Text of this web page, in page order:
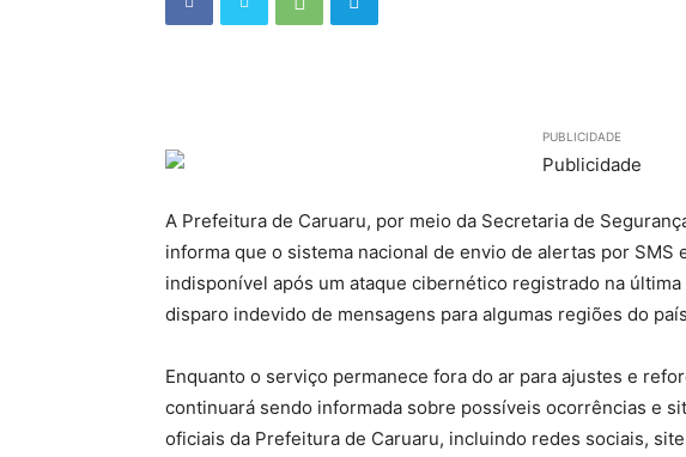
PUBLICIDADE
A Prefeitura de Caruaru, por meio da Secretaria de
informa que o sistema nacional de envio de alertas por
indisponível após um ataque cibernético registrado na
disparo indevido de mensagens para algumas regiões do
Enquanto o serviço permanece fora do ar para ajustes e
continuará sendo informada sobre possíveis ocorrências e
oficiais da Prefeitura de Caruaru, incluindo redes sociais,